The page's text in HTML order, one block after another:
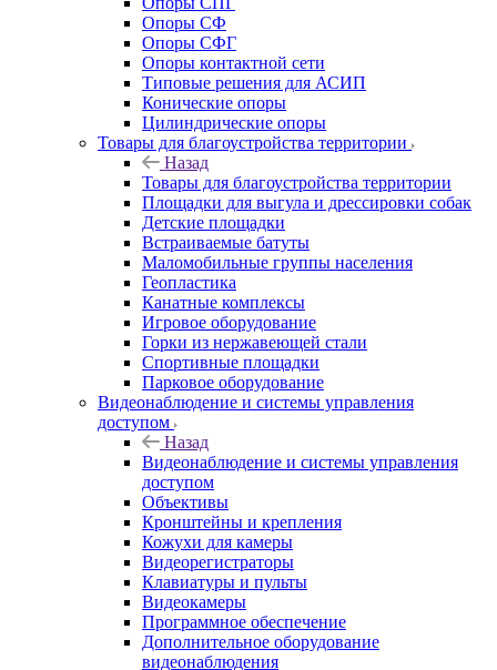
Опоры СФ
Опоры СФГ
Опоры контактной сети
Типовые решения для АСИП
Конические опоры
Цилиндрические опоры
Товары для благоустройства территории
Назад
Товары для благоустройства территории
Площадки для выгула и дрессировки собак
Детские площадки
Встраиваемые батуты
Маломобильные группы населения
Геопластика
Канатные комплексы
Игровое оборудование
Горки из нержавеющей стали
Спортивные площадки
Парковое оборудование
Видеонаблюдение и системы управления
доступом
Назад
Видеонаблюдение и системы управления
доступом
Объективы
Кронштейны и крепления
Кожухи для камеры
Видеорегистраторы
Клавиатуры и пульты
Видеокамеры
Программное обеспечение
Дополнительное оборудование
видеонаблюдения